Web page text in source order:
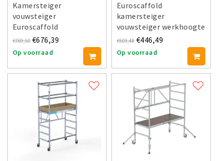
Kamersteiger
vouwsteiger
Euroscaffold
werkhoogte 3,8 m
€769,50 €676,39
Op voorraad
Euroscaffold
kamersteiger
vouwsteiger werkhoogte
3 m
€503,48 €446,49
Op voorraad